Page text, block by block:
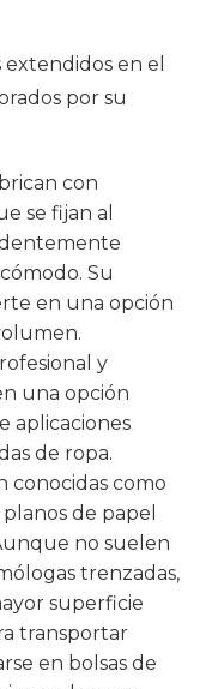
extendidos en el
por su
con
se fijan al
Su
en una opción
y
una opción
aplicaciones
de ropa.
conocidas como
de papel
no suelen
trenzadas,
superficie
transportar
en bolsas de